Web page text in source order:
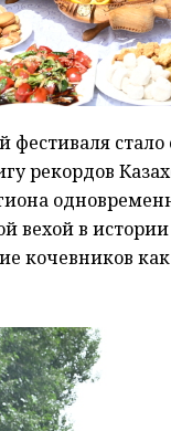
фестиваля
рекордов
вехой в
кочевников